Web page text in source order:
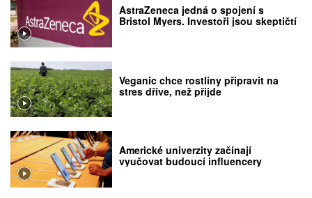
AstraZeneca jedná o spojení s
Bristol Myers. Investoři jsou skeptičtí
Veganic chce rostliny připravit na
stres dříve, než přijde
Americké univerzity začínají
vyučovat budoucí influencery